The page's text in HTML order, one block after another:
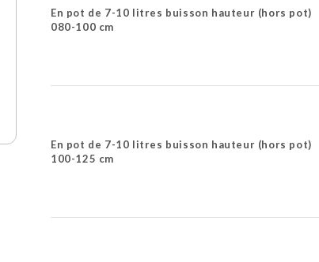
En pot de 7-10 litres buisson hauteur (hors pot)
080-100 cm
En pot de 7-10 litres buisson hauteur (hors pot)
100-125 cm